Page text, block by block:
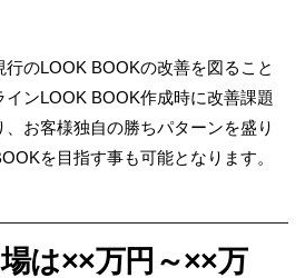
行のLOOK BOOKの改善を図ること
インLOOK BOOK作成時に改善課題
、お客様独自の勝ちパターンを盛り
を目指す事も可能となります。
は××万円～××万